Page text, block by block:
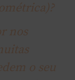
nos
o seu